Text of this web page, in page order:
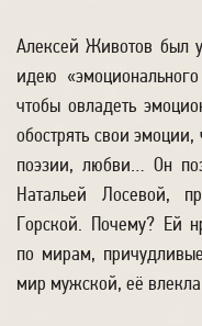
Алексей Животов был
идею
чтобы овладеть
обострять свои эмоции,
поэзии, любви… Он
Натальей Лосевой,
Горской. Почему? Ей
по мирам,
мир мужской, её